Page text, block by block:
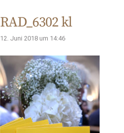
RAD_6302 kl
12. Juni 2018 um 14:46